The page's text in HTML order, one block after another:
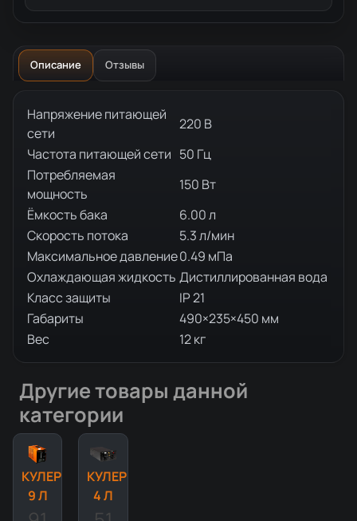
Описание Отзывы
Описание товара
Напряжение питающей
сети
220 В
Частота питающей сети 50 Гц
Потребляемая
мощность
150 Вт
Ёмкость бака
6.00 л
Скорость потока
5.3 л/мин
Максимальное давление0.49 мПа
Охлаждающая жидкость Дистиллированная вода
Класс защиты
IP 21
Габариты
490×235×450 мм
Вес
12 кг
Другие товары данной
категории
КУЛЕР
9 Л
КУЛЕР
4 Л